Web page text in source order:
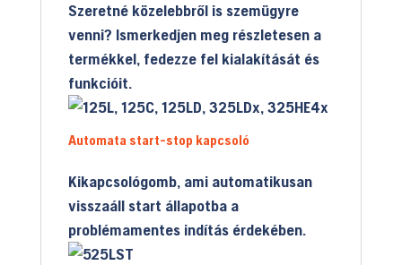
Szeretné közelebbről is szemügyre
venni? Ismerkedjen meg részletesen a
termékkel, fedezze fel kialakítását és
funkcióit.
Automata start-stop kapcsoló
Kikapcsológomb, ami automatikusan
visszaáll start állapotba a
problémamentes indítás érdekében.